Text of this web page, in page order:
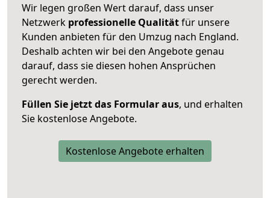
Wir legen großen Wert darauf, dass unser
Netzwerk professionelle Qualitätfür unsere
Kunden anbieten für den Umzug nach England.
Deshalb achten wir bei den Angebote genau
darauf, dass sie diesen hohen Ansprüchen
gerecht werden.
Füllen Sie jetzt das Formular aus, und erhalten
Sie kostenlose Angebote.
Kostenlose Angebote erhalten